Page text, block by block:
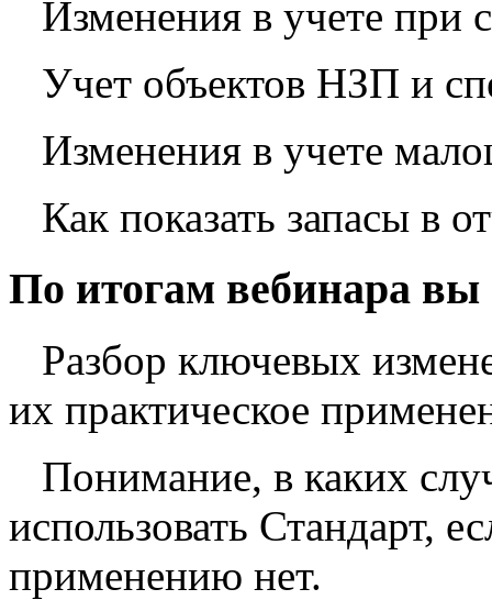
Изменения в учете при
Учет объектов НЗП и
Изменения в учете
Как показать запасы в
По итогам вебинара вы
Разбор ключевых
их практическое
Понимание, в каких
использовать Стандарт,
применению нет.